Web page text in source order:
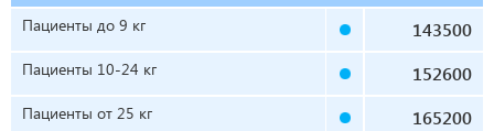
Пациенты до 9 кг
143500
Пациенты 10-24 кг 152600
Пациенты от 25 кг 165200